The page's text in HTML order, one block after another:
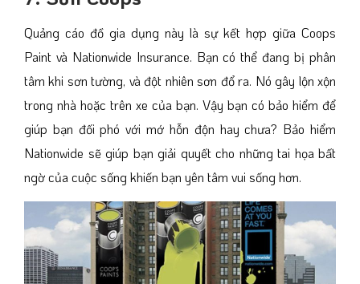
Quảng cáo đồ gia dụng này là sự kết hợp giữa Coops
Paint và Nationwide Insurance. Bạn có thể đang bị phân
tâm khi sơn tường, và đột nhiên sơn đổ ra. Nó gây lộn xộn
trong nhà hoặc trên xe của bạn. Vậy bạn có bảo hiểm để
giúp bạn đối phó với mớ hỗn độn hay chưa? Bảo hiểm
Nationwide sẽ giúp bạn giải quyết cho những tai họa bất
ngờ của cuộc sống khiến bạn yên tâm vui sống hơn.